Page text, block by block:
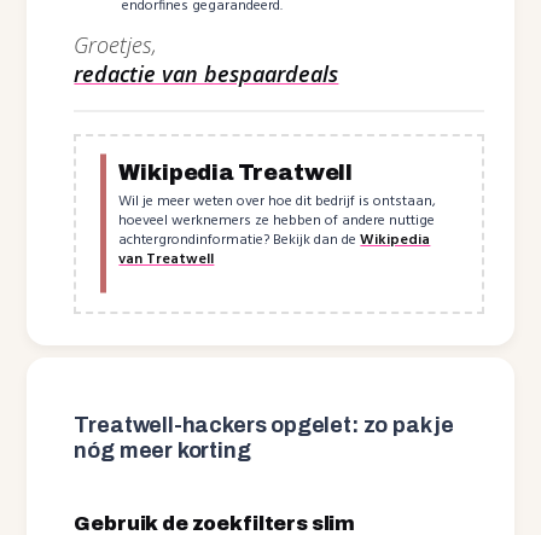
endorfines gegarandeerd.
Groetjes,
redactie van bespaardeals
Wikipedia Treatwell
Wil je meer weten over hoe dit bedrijf is ontstaan,
hoeveel werknemers ze hebben of andere nuttige
achtergrondinformatie? Bekijk dan deWikipedia
van Treatwell
Treatwell-hackers opgelet: zo pak je
nóg meer korting
Gebruik de zoekfilters slim